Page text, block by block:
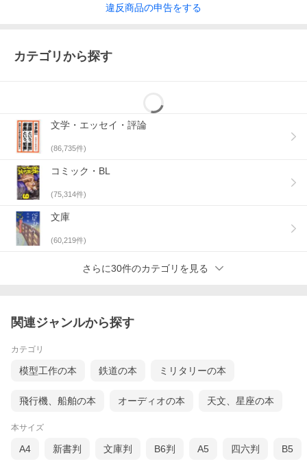
違反商品の申告をする
カテゴリから探す
文学・エッセイ・評論
(86,735件)
コミック・BL
(75,314件)
文庫
(60,219件)
さらに30件のカテゴリを見る
関連ジャンルから探す
カテゴリ
模型工作の本 鉄道の本 ミリタリーの本
飛行機、船舶の本 オーディオの本 天文、星座の本
本サイズ
A4 新書判 文庫判 B6判 A5 四六判 B5